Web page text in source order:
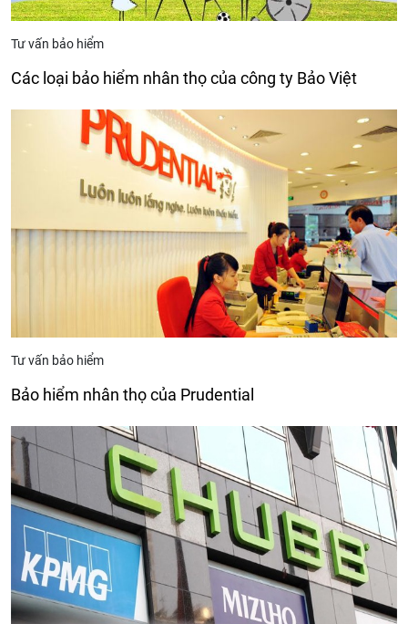
Tư vấn bảo hiểm
Các loại bảo hiểm nhân thọ của công ty Bảo Việt
Tư vấn bảo hiểm
Bảo hiểm nhân thọ của Prudential